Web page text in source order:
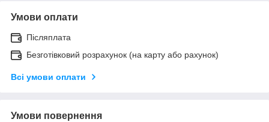
Умови оплати
Післяплата
Безготівковий розрахунок (на карту або рахунок)
Всі умови оплати
Умови повернення